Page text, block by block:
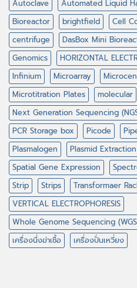
Autoclave
Automated Liquid
Bioreactor
brightfield Cell
centrifuge
DasBox Mini
Genomics
HORIZONTAL
Infinium
Microarray
Microtitration Plates
molecular
Next Generation Sequencing
PCR Storage box
Picode
Plasmalogen
Plasmid Extraction
Spatial Gene Expression
Strip
Strips Transformaer
VERTICAL ELECTROPHORESIS
Whole Genome Sequencing
เครื่องนึ่งฆ่าเชื้อ
เครื่องปั่นเหวี่ยง